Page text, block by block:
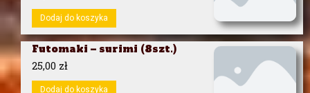
Dodaj do koszyka
Futomaki – surimi (8szt.)
25,00 zł
Dodaj do koszyka